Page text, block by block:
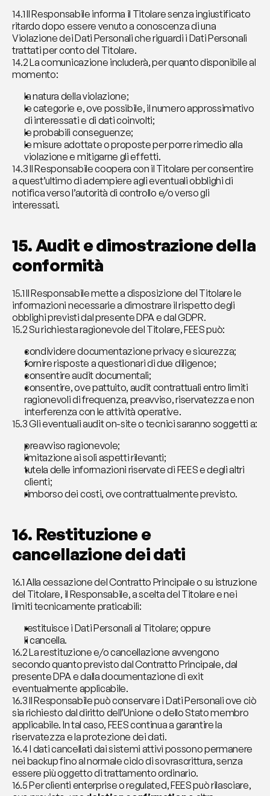
14.1 Il Responsabile informa il Titolare senza ingiustificato
ritardo dopo essere venuto a conoscenza di una
Violazione dei Dati Personali che riguardi i Dati Personali
trattati per conto del Titolare.
14.2 La comunicazione includerà, per quanto disponibile al
momento:
la natura della violazione;
le categorie e, ove possibile, il numero approssimativo
di interessati e di dati coinvolti;
le probabili conseguenze;
le misure adottate o proposte per porre rimedio alla
violazione e mitigarne gli effetti.
14.3 Il Responsabile coopera con il Titolare per consentire
a quest’ultimo di adempiere agli eventuali obblighi di
notifica verso l’autorità di controllo e/o verso gli
interessati.
15. Audit e dimostrazione della
conformità
15.1 Il Responsabile mette a disposizione del Titolare le
informazioni necessarie a dimostrare il rispetto degli
obblighi previsti dal presente DPA e dal GDPR.
15.2 Su richiesta ragionevole del Titolare, FEES può:
condividere documentazione privacy e sicurezza;
fornire risposte a questionari di due diligence;
consentire audit documentali;
consentire, ove pattuito, audit contrattuali entro limiti
ragionevoli di frequenza, preavviso, riservatezza e non
interferenza con le attività operative.
15.3 Gli eventuali audit on-site o tecnici saranno soggetti a:
preavviso ragionevole;
limitazione ai soli aspetti rilevanti;
tutela delle informazioni riservate di FEES e degli altri
clienti;
rimborso dei costi, ove contrattualmente previsto.
16. Restituzione e
cancellazione dei dati
16.1 Alla cessazione del Contratto Principale o su istruzione
del Titolare, il Responsabile, a scelta del Titolare e nei
limiti tecnicamente praticabili:
restituisce i Dati Personali al Titolare; oppure
li cancella.
16.2 La restituzione e/o cancellazione avvengono
secondo quanto previsto dal Contratto Principale, dal
presente DPA e dalla documentazione di exit
eventualmente applicabile.
16.3 Il Responsabile può conservare i Dati Personali ove ciò
sia richiesto dal diritto dell’Unione o dello Stato membro
applicabile. In tal caso, FEES continua a garantire la
riservatezza e la protezione dei dati.
16.4 I dati cancellati dai sistemi attivi possono permanere
nei backup fino al normale ciclo di sovrascrittura, senza
essere più oggetto di trattamento ordinario.
16.5 Per clienti enterprise o regulated, FEES può rilasciare,